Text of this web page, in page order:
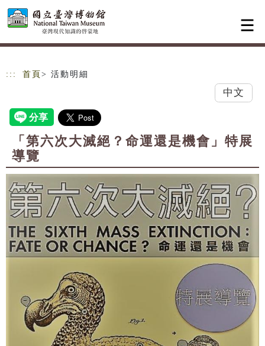
跳到主要內容
網站導覽
::: 首頁 > 活動明細
中文
「第六次大滅絕？命運還是機會」特展
導覽